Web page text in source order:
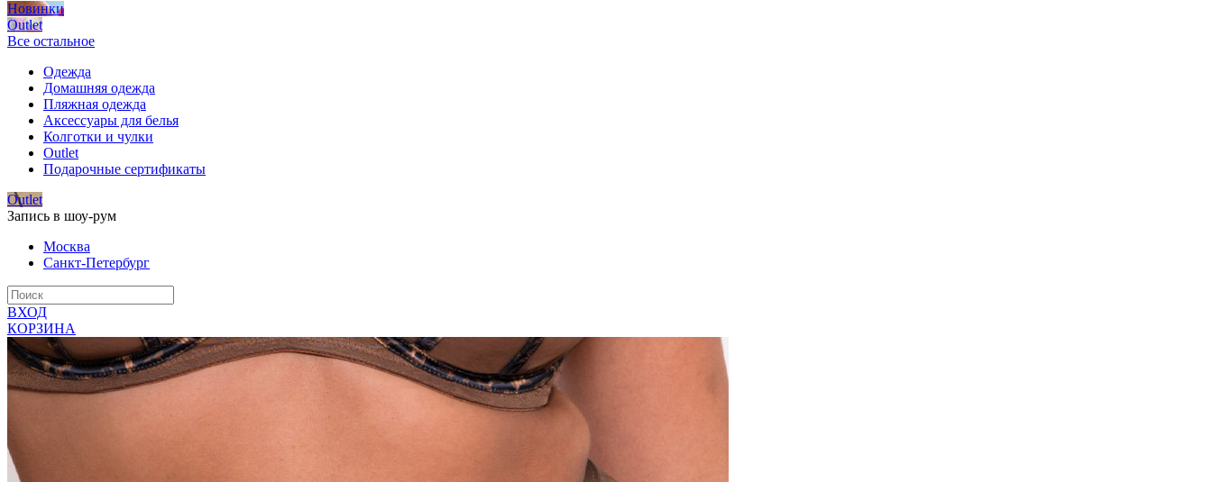
Новинки
Outlet
Все остальное
Одежда
Домашняя одежда
Пляжная одежда
Аксессуары для белья
Колготки и чулки
Outlet
Подарочные сертификаты
Outlet
Запись в шоу-рум
Москва
Санкт-Петербург
ВХОД
КОРЗИНА